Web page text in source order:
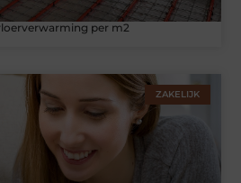
per m2
ZAKELIJK